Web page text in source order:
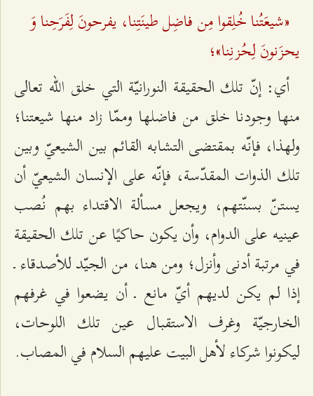
«شيعَتُنا خُلِقوا مِن فاضِل طينَتِنا، يفرحونَ لِفَرَحِنا وَ
يحزَنونَ لِحُزنِنا»؛
أي: إنّ تلك الحقيقة النورانيّة التي خلق الله تعالى
منها وجودنا خلق من فاضلها وممّا زاد منها شيعتنا؛
ولهذا، فإنّه بمقتضى التشابه القائم بين الشيعيّ وبين
تلك الذوات المقدّسة، فإنّه على الإنسان الشيعيّ أن
يستنّ بسنّتهم، ويجعل مسألة الاقتداء بهم نُصب
عينيه على الدوام، وأن يكون حاكيًا عن تلك الحقيقة
في مرتبة أدنى وأنزل؛ ومن هنا، من الجيّد للأصدقاء ـ
إذا لم يكن لديهم أيّ مانع ـ أن يضعوا في غرفهم
الخارجيّة وغرف الاستقبال عين تلك اللوحات،
ليكونوا شركاء لأهل البيت عليهم السلام في المصاب.